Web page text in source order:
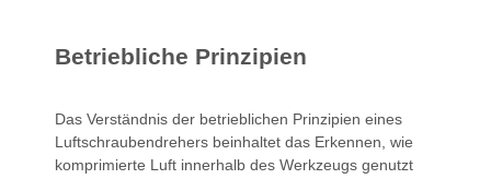
Betriebliche Prinzipien
Das Verständnis der betrieblichen Prinzipien eines
Luftschraubendrehers beinhaltet das Erkennen, wie
komprimierte Luft innerhalb des Werkzeugs genutzt